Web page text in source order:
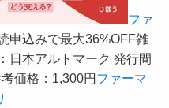
ファ
申込みで最大36%OFF雑
日本アルトマーク 発行間
価格：1,300円 ファーマ